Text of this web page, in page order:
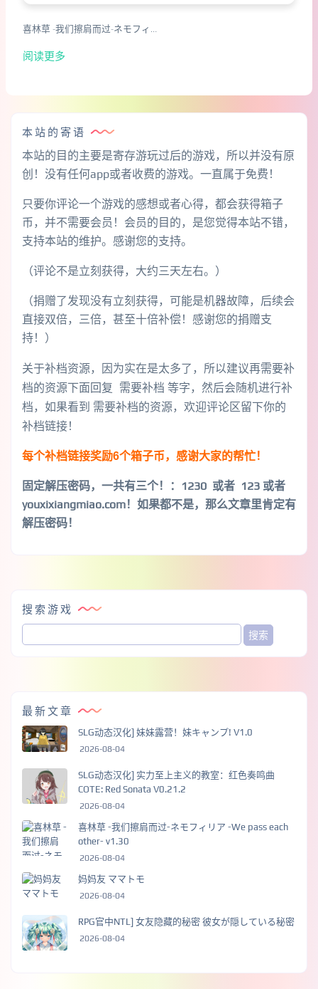
喜林草 -我们擦肩而过-ネモフィ…
阅读更多
本站的寄语
本站的目的主要是寄存游玩过后的游戏，所以并没有原
创！没有任何app或者收费的游戏。一直属于免费！
只要你评论一个游戏的感想或者心得，都会获得箱子
币，并不需要会员！会员的目的，是您觉得本站不错，
支持本站的维护。感谢您的支持。
（评论不是立刻获得，大约三天左右。）
（捐赠了发现没有立刻获得，可能是机器故障，后续会
直接双倍，三倍，甚至十倍补偿！感谢您的捐赠支
持！）
关于补档资源，因为实在是太多了，所以建议再需要补
档的资源下面回复 需要补档 等字，然后会随机进行补
档，如果看到 需要补档的资源，欢迎评论区留下你的
补档链接！
每个补档链接奖励6个箱子币，感谢大家的帮忙！
固定解压密码，一共有三个！
：1230 或者 123 或者
youxixiangmiao.com！如果都不是，那么文章里肯定有
解压密码！
搜索游戏
最新文章
SLG动态汉化] 妹妹露营！妹キャンプ! V1.0
2026-08-04
SLG动态汉化] 实力至上主义的教室：红色奏鸣曲
COTE: Red Sonata V0.21.2
2026-08-04
喜林草 -我们擦肩而过-ネモフィリア -We pass each
other- v1.30
2026-08-04
妈妈友 ママトモ
2026-08-04
RPG官中NTL] 女友隐藏的秘密 彼女が隠している秘密
2026-08-04